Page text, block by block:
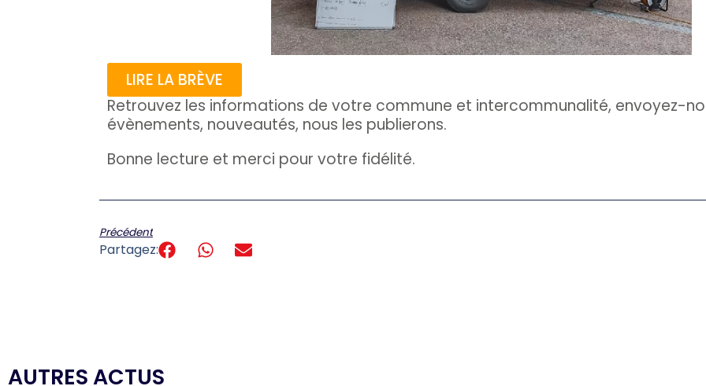
LIRE LA BRÈVE
Retrouvez les informations de votre commune et intercommunalité, envoyez-
évènements, nouveautés, nous les publierons.
Bonne lecture et merci pour votre fidélité.
Précédent
Partagez:
AUTRES ACTUS